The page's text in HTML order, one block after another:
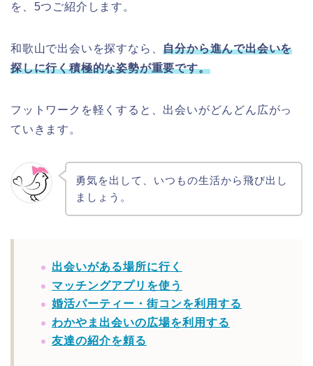
を、5つご紹介します。
和歌山で出会いを探すなら、自分から進んで出会いを
探しに行く積極的な姿勢が重要です。
フットワークを軽くすると、出会いがどんどん広がっ
ていきます。
勇気を出して、いつもの生活から飛び出し
ましょう。
出会いがある場所に行く
マッチングアプリを使う
婚活パーティー・街コンを利用する
わかやま出会いの広場を利用する
友達の紹介を頼る